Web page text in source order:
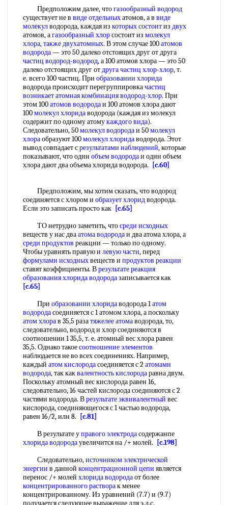
Предположим далее, чтогазообразный водород
существует не в виде отдельныхатомов, а в виде
молекулводорода, каждая из которых состоитиз двух
атомов, агазообразный хлорсостоит из молекул
хлора,также двухатомных. В этом случае 100атомов
водорода— это 50 далеко отстоящих друг от друга
частиц водород-водород, а 100 атомов хлора — это 50
далеко отстоящих друг отдруга частиц хлор-хлор, т.
е. всего 100 частиц. При образовании хлорида
водорода происходит перегруппировкачастиц
возникаетатомная комбинацияводород-хлор. При
этом 100атомов водородаи 100 атомов хлора дают
100молекул хлоридаводорода (каждая из молекул
содержит по одному атомукаждого вида).
Следовательно, 50молекул водородаи 50молекул
хлораобразуют 100молекул хлоридаводорода. Этот
вывод совпадает срезультатами наблюдений, которые
показывают, что один объем водородаи один объем
хлора дают два объема хлорида водорода.
[c.60]
Предположим, мы хотим сказать, что водород
соединяется с хлором и образует хлоридводорода.
Если это записать просто как [c.65]
ТО нетрудно заметить, чтосреди исходных
веществ у нас дваатома водородаи два атома хлора, а
среди продуктов реакции — только по одному.
Чтобы уравнять правую и левую части, перед
формулами исходныхвеществ и продуктов реакции
ставят коэффициенты. Врезультате реакция
образованияхлорида водородазаписывается как
[c.65]
При образовании хлоридаводорода 1атом
водородасоединяется с 1 атомом хлора, а поскольку
атом хлорав 35,5 разатяжелее атомаводорода, то,
следовательно, водород и хлор соединяются в
соотношении 1 35,5, т. е. атомный вес хлора равен
35,5. Однако такоесоотношение элементов
наблюдается не во всех соединениях. Например,
каждый атом кислородасоединяется с 2атомами
водорода, так каквалентность кислородаравна двум.
Поскольку атомный вес кислорода равен 16,
следовательно, 16 частей кислорода соединяются с 2
частями водорода. Врезультате эквивалентный вес
кислорода, соединяющегося с 1 частью водорода,
равен 16/2, илн 8.
[c.81]
В результате управого электродасодержанпе
хлорида водородаувеличится на /+ молей.
[c.198]
Следовательно,источником электрической
энергии в данной концентрационной цепи является
перенос /+ молей хлорида водородаот более
концентрированного растворак менее
концентрированному. Из уравнений (7.7) и (9.7)
получается следующее выражение для э.д.с.